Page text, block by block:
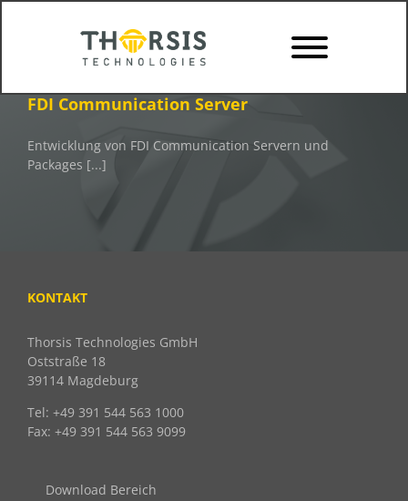
FDI Communication Server
Entwicklung von FDI Communication Servern und
Packages [...]
KONTAKT
Thorsis Technologies GmbH
Oststraße 18
39114 Magdeburg
Tel: +49 391 544 563 1000
Fax: +49 391 544 563 9099
Download Bereich